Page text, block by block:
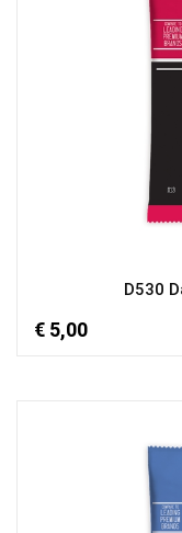
D530
€ 5,00